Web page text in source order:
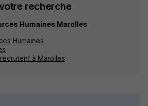
recherche
Humaines Marolles
Humaines
à Marolles